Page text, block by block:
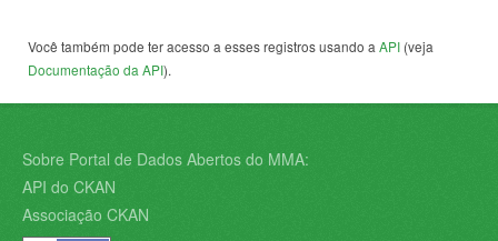
Você também pode ter acesso a esses registros usando a API (veja
Documentação da API).
Sobre Portal de Dados Abertos do MMA:
API do CKAN
Associação CKAN